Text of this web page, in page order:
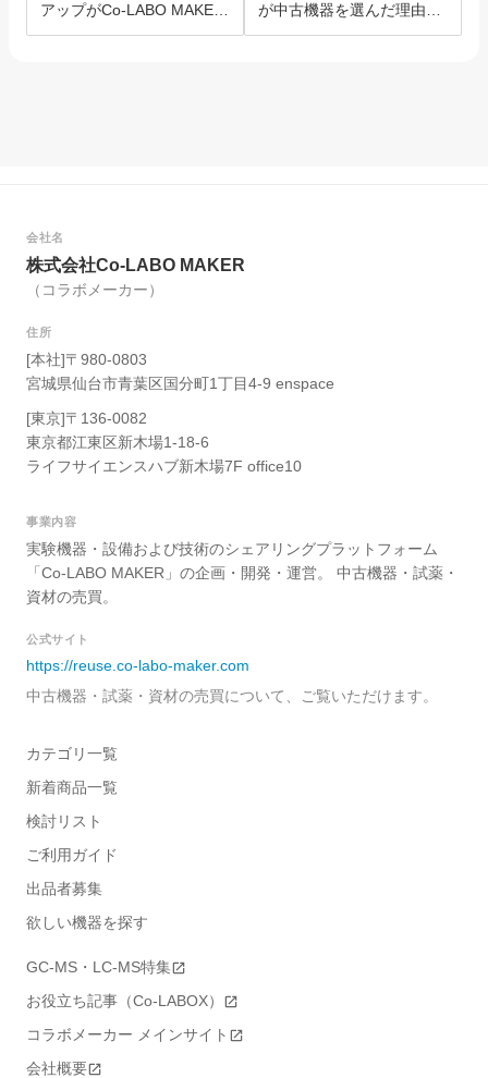
アップがCo-LABO MAKER
を選んだ理由。
が中古機器を選んだ理由と
は？
会社名
株式会社Co-LABO MAKER
（コラボメーカー）
住所
[本社]〒980-0803
宮城県仙台市青葉区国分町1丁目4-9 enspace
[東京]〒136-0082
東京都江東区新木場1-18-6
ライフサイエンスハブ新木場7F office10
事業内容
実験機器・設備および技術のシェアリングプラットフォーム
「Co-LABO MAKER」の企画・開発・運営。 中古機器・試薬・
資材の売買。
公式サイト
https://reuse.co-labo-maker.com
中古機器・試薬・資材の売買について、ご覧いただけます。
カテゴリ一覧
新着商品一覧
検討リスト
ご利用ガイド
出品者募集
欲しい機器を探す
GC-MS・LC-MS特集
お役立ち記事（Co-LABOX）
コラボメーカー メインサイト
会社概要